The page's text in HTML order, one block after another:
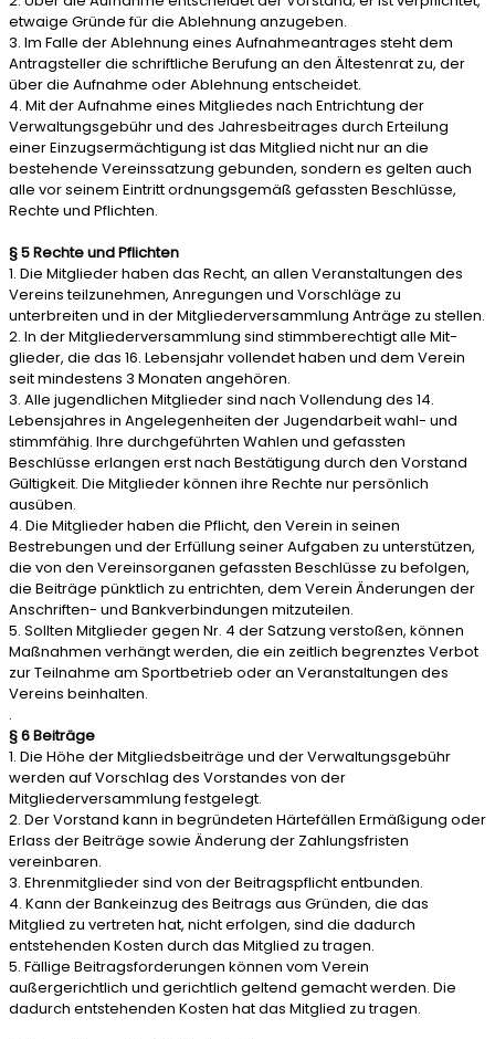
etwaige Gründe für die Ablehnung anzugeben.
3. Im Falle der Ablehnung eines Aufnahmeantrages steht dem
Antragsteller die schriftliche Berufung an den Ältestenrat zu, der
über die Aufnahme oder Ablehnung entscheidet.
4. Mit der Aufnahme eines Mitgliedes nach Entrichtung der
Verwaltungsgebühr und des Jahresbeitrages durch Erteilung
einer Einzugsermächtigung ist das Mitglied nicht nur an die
bestehende Vereinssatzung gebunden, sondern es gelten auch
alle vor seinem Eintritt ordnungsgemäß gefassten Beschlüsse,
Rechte und Pflichten.
§ 5 Rechte und Pflichten
1. Die Mitglieder haben das Recht, an allen Veranstaltungen des
Vereins teilzunehmen, Anregungen und Vorschläge zu
unterbreiten und in der Mitgliederversammlung Anträge zu stellen.
2. In der Mitgliederversammlung sind stimmberechtigt alle Mit-
glieder, die das 16. Lebensjahr vollendet haben und dem Verein
seit mindestens 3 Monaten angehören.
3. Alle jugendlichen Mitglieder sind nach Vollendung des 14.
Lebensjahres in Angelegenheiten der Jugendarbeit wahl- und
stimmfähig. Ihre durchgeführten Wahlen und gefassten
Beschlüsse erlangen erst nach Bestätigung durch den Vorstand
Gültigkeit. Die Mitglieder können ihre Rechte nur persönlich
ausüben.
4. Die Mitglieder haben die Pflicht, den Verein in seinen
Bestrebungen und der Erfüllung seiner Aufgaben zu unterstützen,
die von den Vereinsorganen gefassten Beschlüsse zu befolgen,
die Beiträge pünktlich zu entrichten, dem Verein Änderungen der
Anschriften- und Bankverbindungen mitzuteilen.
5. Sollten Mitglieder gegen Nr. 4 der Satzung verstoßen, können
Maßnahmen verhängt werden, die ein zeitlich begrenztes Verbot
zur Teilnahme am Sportbetrieb oder an Veranstaltungen des
Vereins beinhalten.
.
§ 6 Beiträge
1. Die Höhe der Mitgliedsbeiträge und der Verwaltungsgebühr
werden auf Vorschlag des Vorstandes von der
Mitgliederversammlung festgelegt.
2. Der Vorstand kann in begründeten Härtefällen Ermäßigung oder
Erlass der Beiträge sowie Änderung der Zahlungsfristen
vereinbaren.
3. Ehrenmitglieder sind von der Beitragspflicht entbunden.
4. Kann der Bankeinzug des Beitrags aus Gründen, die das
Mitglied zu vertreten hat, nicht erfolgen, sind die dadurch
entstehenden Kosten durch das Mitglied zu tragen.
5. Fällige Beitragsforderungen können vom Verein
außergerichtlich und gerichtlich geltend gemacht werden. Die
dadurch entstehenden Kosten hat das Mitglied zu tragen.